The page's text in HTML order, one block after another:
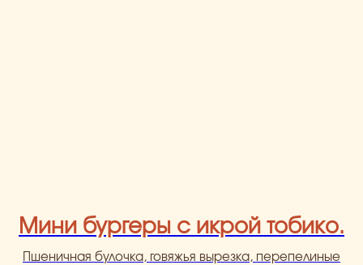
Мини бургеры с икрой тобико.
Пшеничная булочка, говяжья вырезка, перепелиные